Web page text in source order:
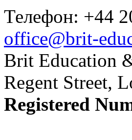
Телефон: +44
office@brit-
Brit Education
Regent Street,
Registered